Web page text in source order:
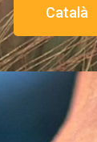
Català